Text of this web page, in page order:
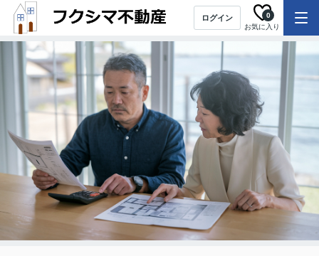
ログイン
お気に入り
0